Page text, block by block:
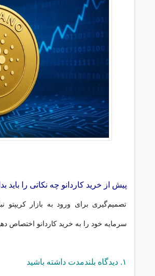
پیش از خرید کاردانو چه نکاتی را باید
تصمیم‌گیری برای ورود به بازار
سرمایه خود را به خرید کاردانو اختصاص
۱. دیدگاه بلندمدت داشته باشید